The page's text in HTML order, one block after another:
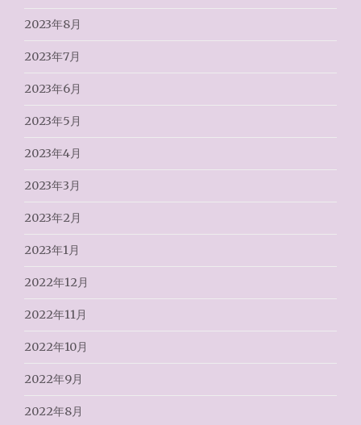
2023年8月
2023年7月
2023年6月
2023年5月
2023年4月
2023年3月
2023年2月
2023年1月
2022年12月
2022年11月
2022年10月
2022年9月
2022年8月